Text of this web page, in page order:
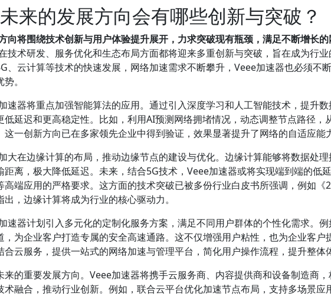
来的发展方向会有哪些创新与突破？
向将围绕技术创新与用户体验提升展开，力求突破现有瓶颈，满足不断增长
技术研发、服务优化和生态布局方面都将迎来多重创新与突破，旨在成为行
、云计算等技术的快速发展，网络加速需求不断攀升，Veee加速器也必须不
。
速器将重点加强智能算法的应用。通过引入深度学习和人工智能技术，提升
延迟和更高稳定性。比如，利用AI预测网络拥堵情况，动态调整节点路径，
一创新方向已在多家领先企业中得到验证，效果显著提升了网络的自适应能
大在边缘计算的布局，推动边缘节点的建设与优化。边缘计算能够将数据处
距离，极大降低延迟。未来，结合5G技术，Veee加速器或将实现端到端的低
高端应用的严格要求。这方面的技术突破已被多份行业白皮书所强调，例如《
，边缘计算将成为行业的核心驱动力。
速器计划引入多元化的定制化服务方案，满足不同用户群体的个性化需求。
，为企业客户打造专属的安全高速通路。这不仅增强用户粘性，也为企业客户
云服务，提供一站式的网络加速与管理平台，简化用户操作流程，提升整体
来的重要发展方向。Veee加速器将携手云服务商、内容提供商和设备制造商
融合，推动行业创新。例如，联合云平台优化加速节点布局，支持多场景应